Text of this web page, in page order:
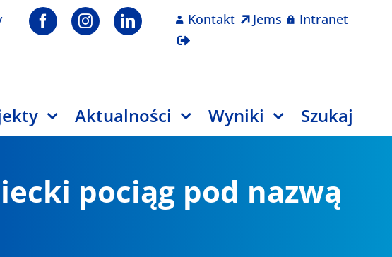
Kontakt Jems Intranet
Aktualności Wyniki Szukaj
pociąg pod nazwą